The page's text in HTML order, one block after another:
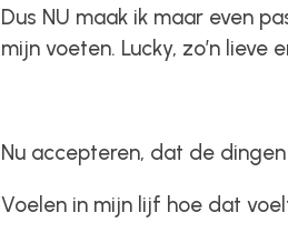
Dus NU maak ik maar even
mijn voeten. Lucky, zo’n lieve
Nu accepteren, dat de
Voelen in mijn lijf hoe dat